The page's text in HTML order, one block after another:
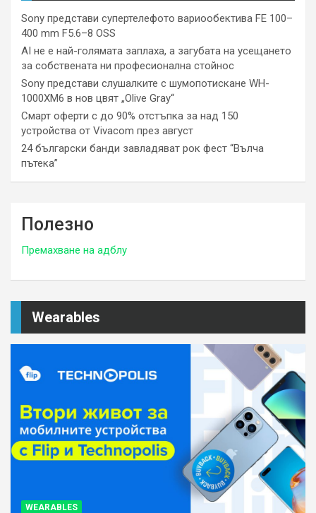
Sony представи супертелефото вариообектива FE 100–
400 mm F5.6–8 OSS
AI не е най-голямата заплаха, а загубата на усещането
за собствената ни професионална стойнос
Sony представи слушалките с шумопотискане WH-
1000XM6 в нов цвят „Olive Gray“
Смарт оферти с до 90% отстъпка за над 150
устройства от Vivacom през август
24 български банди завладяват рок фест “Вълча
пътека”
Полезно
Премахване на адблу
Wearables
WEARABLES